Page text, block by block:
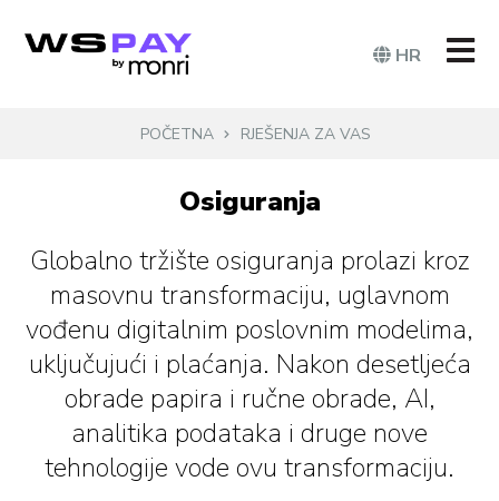
HR
POČETNA RJEŠENJA ZA VAS
Osiguranja
Globalno tržište osiguranja prolazi kroz
masovnu transformaciju, uglavnom
vođenu digitalnim poslovnim modelima,
uključujući i plaćanja. Nakon desetljeća
obrade papira i ručne obrade, AI,
analitika podataka i druge nove
tehnologije vode ovu transformaciju.